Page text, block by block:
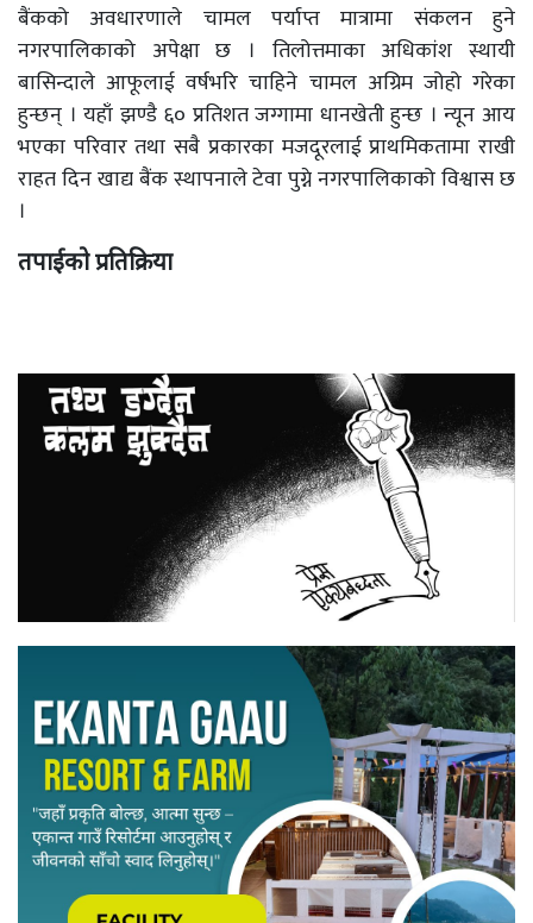
बैंकको अवधारणाले चामल पर्याप्त मात्रामा संकलन हुने
नगरपालिकाको अपेक्षा छ । तिलोत्तमाका अधिकांश स्थायी
बासिन्दाले आफूलाई वर्षभरि चाहिने चामल अग्रिम जोहो गरेका
हुन्छन् । यहाँ झण्डै ६० प्रतिशत जग्गामा धानखेती हुन्छ । न्यून आय
भएका परिवार तथा सबै प्रकारका मजदूरलाई प्राथमिकतामा राखी
राहत दिन खाद्य बैंक स्थापनाले टेवा पुग्ने नगरपालिकाको विश्वास छ
।
तपाईको प्रतिक्रिया